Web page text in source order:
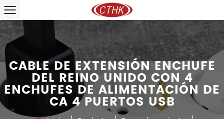
CABLE DE EXTENSIÓN ENCHUFE
DEL REINO UNIDO CON 4
ENCHUFES DE ALIMENTACIÓN DE
CA 4 PUERTOS USB